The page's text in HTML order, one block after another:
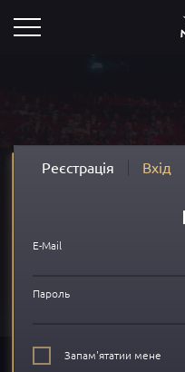
Новини
Сертифікати
Реєстрація Вхід
E-Mail
Пароль
Запам'ятатии мене